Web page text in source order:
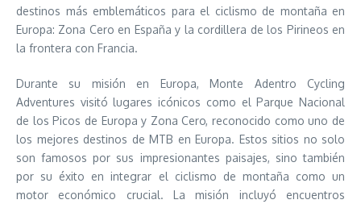
destinos más emblemáticos para el ciclismo de montaña en
Europa: Zona Cero en España y la cordillera de los Pirineos en
la frontera con Francia.
Durante su misión en Europa, Monte Adentro Cycling
Adventures visitó lugares icónicos como el Parque Nacional
de los Picos de Europa y Zona Cero, reconocido como uno de
los mejores destinos de MTB en Europa. Estos sitios no solo
son famosos por sus impresionantes paisajes, sino también
por su éxito en integrar el ciclismo de montaña como un
motor económico crucial. La misión incluyó encuentros